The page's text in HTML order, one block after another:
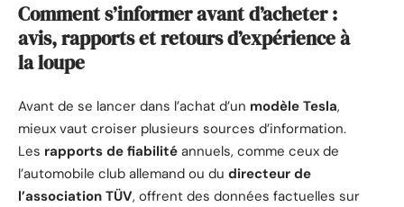
Comment s’informer avant d’acheter :
avis, rapports et retours d’expérience à
la loupe
Avant de se lancer dans l’achat d’un modèle Tesla,
mieux vaut croiser plusieurs sources d’information.
Les rapports de fiabilité annuels, comme ceux de
l’automobile club allemand ou du directeur de
l’association TÜV, offrent des données factuelles sur